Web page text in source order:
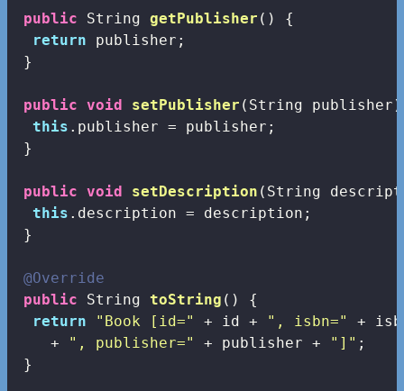
public String getPublisher ()
{
return publisher;
}
public void setPublisher (String publisher)
this .publisher = publisher;
}
public void setDescription (String
this .description = description;
}
@Override
public String toString ()
{
return
"Book [id=" + id + ", isbn="
+
    +
", publisher=" + publisher + "]" ;
}